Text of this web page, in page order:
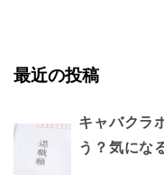
最近の投稿
キャバクラ
う？気にな